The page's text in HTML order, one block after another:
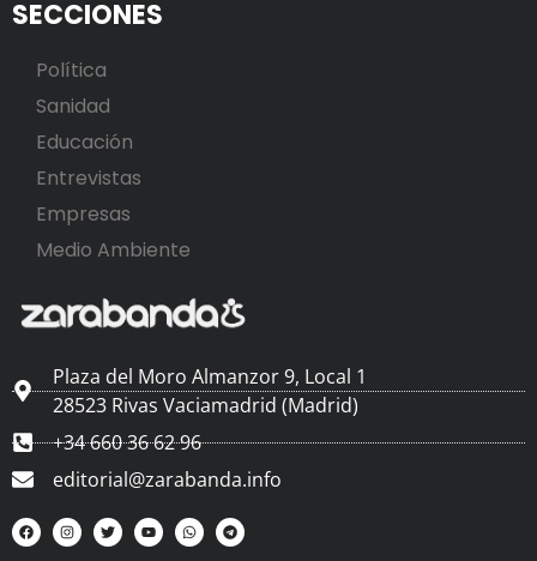
SECCIONES
Política
Sanidad
Educación
Entrevistas
Empresas
Medio Ambiente
Plaza del Moro Almanzor 9, Local 1
28523 Rivas Vaciamadrid (Madrid)
+34 660 36 62 96
editorial@zarabanda.info